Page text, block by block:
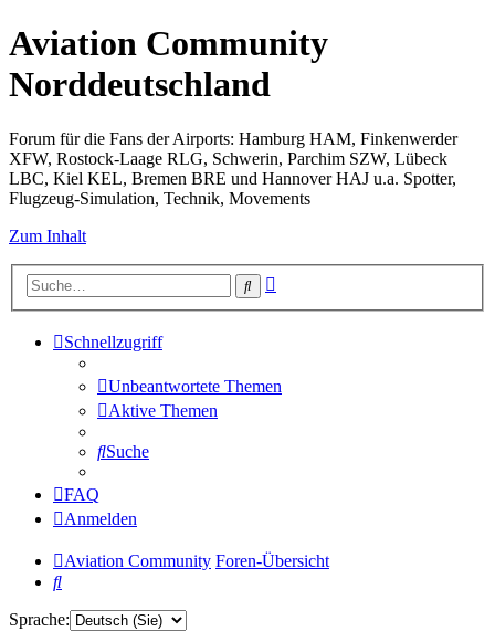
Aviation Community
Norddeutschland
Forum für die Fans der Airports: Hamburg HAM, Finkenwerder
XFW, Rostock-Laage RLG, Schwerin, Parchim SZW, Lübeck
LBC, Kiel KEL, Bremen BRE und Hannover HAJ u.a. Spotter,
Flugzeug-Simulation, Technik, Movements
Zum Inhalt
Suche
Schnellzugriff
Unbeantwortete Themen
Aktive Themen
Suche
FAQ
Anmelden
Aviation Community Foren-Übersicht
Suche
Sprache: